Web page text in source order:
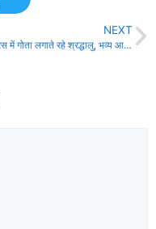
NEXT
भक्ति रस में गोता लगाते रहे श्रद्धालु, भव्य आरती सह भजन संध्या आयोजित!